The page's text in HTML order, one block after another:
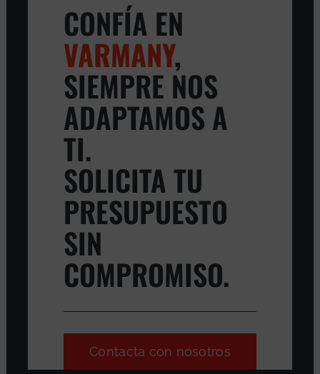
CONFÍA EN
VARMANY,
SIEMPRE NOS
ADAPTAMOS A
TI.
SOLICITA TU
PRESUPUESTO
SIN
COMPROMISO.
Contacta con nosotros